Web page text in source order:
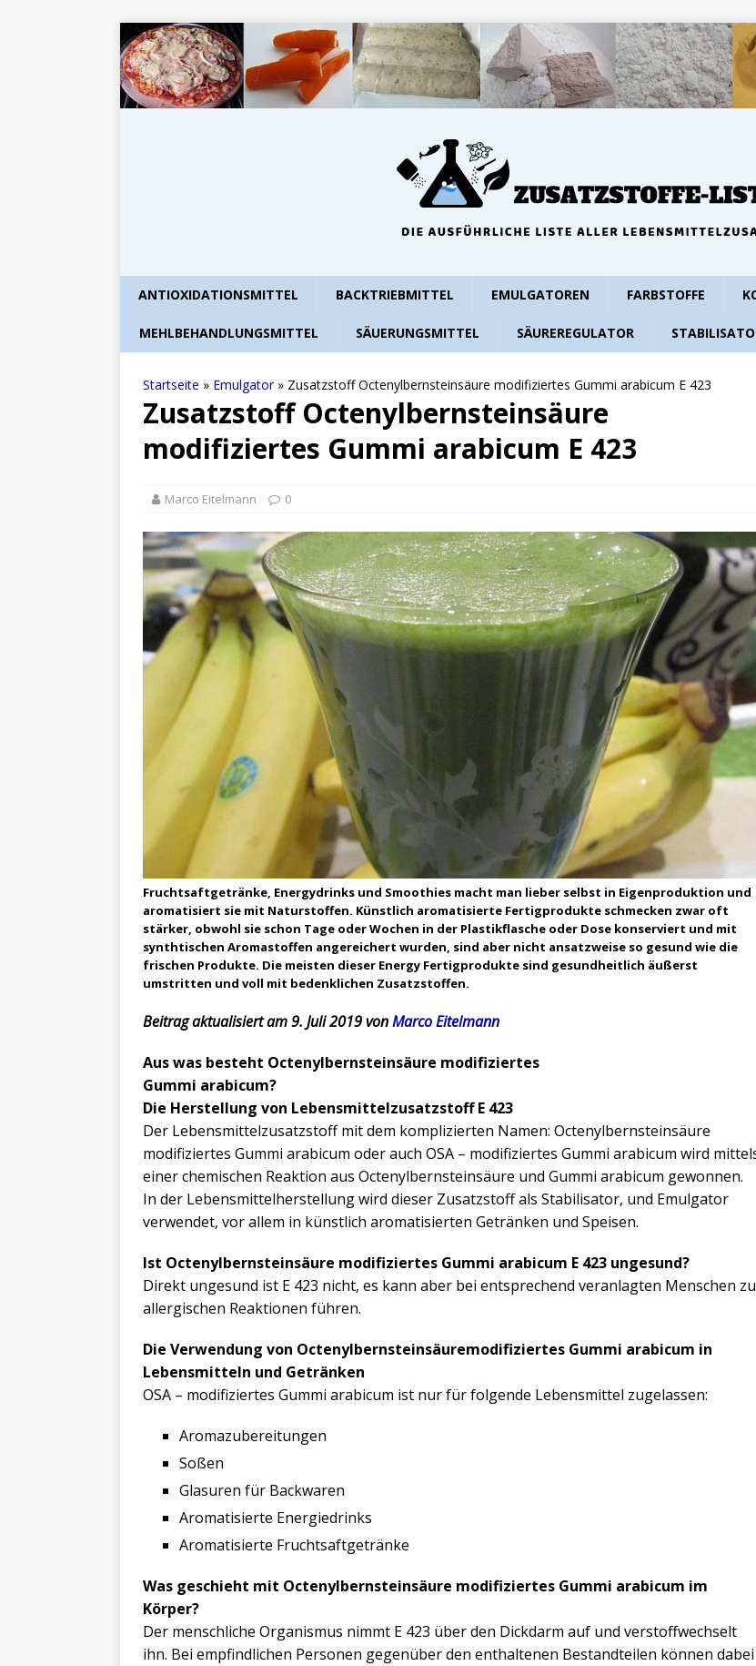
ANTIOXIDATIONSMITTEL BACKTRIEBMITTEL EMULGATOREN FARBSTOFFE
MEHLBEHANDLUNGSMITTEL SÄUERUNGSMITTEL SÄUREREGULATOR
Startseite » Emulgator» Zusatzstoff Octenylbernsteinsäure modifiziertes Gummi arabicum E 423
Zusatzstoff Octenylbernsteinsäure
modifiziertes Gummi arabicum E 423
Marco Eitelmann 0
Fruchtsaftgetränke, Energydrinks und Smoothies macht man lieber selbst in Eigenproduktion und
aromatisiert sie mit Naturstoffen. Künstlich aromatisierte Fertigprodukte schmecken zwar oft
stärker, obwohl sie schon Tage oder Wochen in der Plastikflasche oder Dose konserviert und mit
synthtischen Aromastoffen angereichert wurden, sind aber nicht ansatzweise so gesund wie die
frischen Produkte. Die meisten dieser Energy Fertigprodukte sind gesundheitlich äußerst
umstritten und voll mit bedenklichen Zusatzstoffen.
Beitrag aktualisiert am 9. Juli 2019 vonMarco Eitelmann
Aus was besteht Octenylbernsteinsäure modifiziertes
Gummi arabicum?
Die Herstellung von Lebensmittelzusatzstoff E 423
Der Lebensmittelzusatzstoff mit dem komplizierten Namen: Octenylbernsteinsäure
modifiziertes Gummi arabicum oder auch OSA – modifiziertes Gummi arabicum wird
einer chemischen Reaktion aus Octenylbernsteinsäure und Gummi arabicum gewonnen.
In der Lebensmittelherstellung wird dieser Zusatzstoff als Stabilisator, und Emulgator
verwendet, vor allem in künstlich aromatisierten Getränken und Speisen.
Ist Octenylbernsteinsäure modifiziertes Gummi arabicum E 423 ungesund?
Direkt ungesund ist E 423 nicht, es kann aber bei entsprechend veranlagten Menschen zu
allergischen Reaktionen führen.
Die Verwendung von Octenylbernsteinsäuremodifiziertes Gummi arabicum in
Lebensmitteln und Getränken
OSA – modifiziertes Gummi arabicum ist nur für folgende Lebensmittel zugelassen:
Aromazubereitungen
Soßen
Glasuren für Backwaren
Aromatisierte Energiedrinks
Aromatisierte Fruchtsaftgetränke
Was geschieht mit Octenylbernsteinsäure modifiziertes Gummi arabicum im
Körper?
Der menschliche Organismus nimmt E 423 über den Dickdarm auf und verstoffwechselt
ihn. Bei empfindlichen Personen gegenüber den enthaltenen Bestandteilen können dabei